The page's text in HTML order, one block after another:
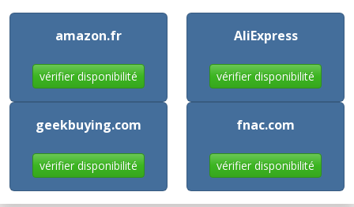
amazon.fr
vérifier disponibilité
AliExpress
vérifier disponibilité
geekbuying.com
vérifier disponibilité
fnac.com
vérifier disponibilité